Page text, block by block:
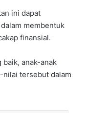
ini dapat
membentuk
‎finansial.
baik, anak-anak
nilai tersebut dalam